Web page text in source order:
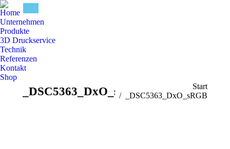
Home
Unternehmen
Produkte
3D Druckservice
Technik
Referenzen
Kontakt
Shop
_DSC5363_DxO_sRGB
Start
_DSC5363_DxO_sRGB